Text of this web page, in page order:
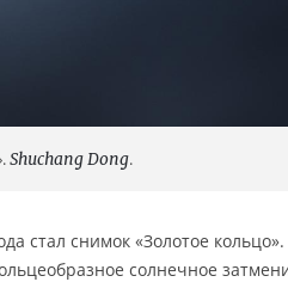
Shuchang Dong.
стал снимок «Золотое
солнечное